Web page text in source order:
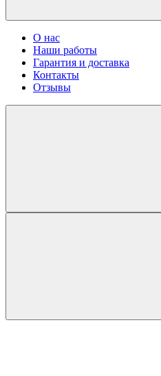
О нас
Наши работы
Гарантия и доставка
Контакты
Отзывы